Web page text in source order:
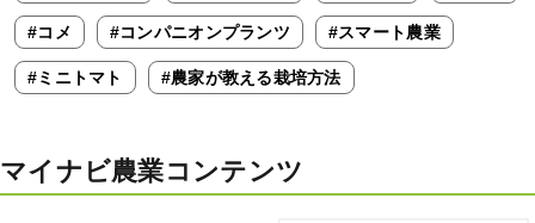
#コメ #コンパニオンプランツ #スマート農業
#ミニトマト #農家が教える栽培方法
マイナビ農業コンテンツ